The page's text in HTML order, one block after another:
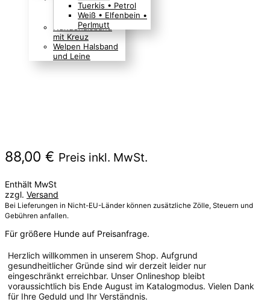
Boho Indianer
Hippie Look
Hundehalsband
mit Kreuz
Welpen Halsband
und Leine
Tuerkis • Petrol
Weiß • Elfenbein •
Perlmutt
88,00 € Preis inkl. MwSt.
Enthält MwSt
zzgl. Versand
Bei Lieferungen in Nicht-EU-Länder können zusätzliche Zölle, Steuern und
Gebühren anfallen.
Für größere Hunde auf Preisanfrage.
Herzlich willkommen in unserem Shop. Aufgrund
gesundheitlicher Gründe sind wir derzeit leider nur
eingeschränkt erreichbar. Unser Onlineshop bleibt
voraussichtlich bis Ende August im Katalogmodus. Vielen Dank
für Ihre Geduld und Ihr Verständnis.